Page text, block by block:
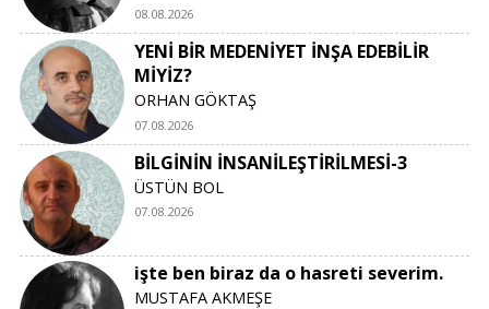
08.08.2026
YENİ BİR MEDENİYET İNŞA EDEBİLİR
MİYİZ?
ORHAN GÖKTAŞ
07.08.2026
BİLGİNİN İNSANİLEŞTİRİLMESİ-3
ÜSTÜN BOL
07.08.2026
işte ben biraz da o hasreti severim.
MUSTAFA AKMEŞE